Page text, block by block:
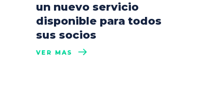
un nuevo servicio
disponible para todos
sus socios
VER MÁS